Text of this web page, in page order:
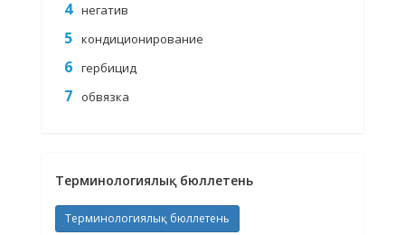
негатив
кондиционирование
гербицид
обвязка
Терминологиялық бюллетень
Терминологиялық бюллетень